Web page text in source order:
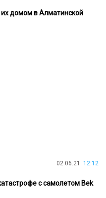
домом в Алматинской
02.06.21 12:12
с самолетом Bek